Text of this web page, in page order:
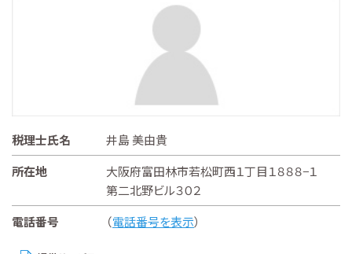
税理士氏名
井島 美由貴
所在地
大阪府富田林市若松町西１丁目１８８８−１
第二北野ビル３０２
電話番号
（電話番号を表示）